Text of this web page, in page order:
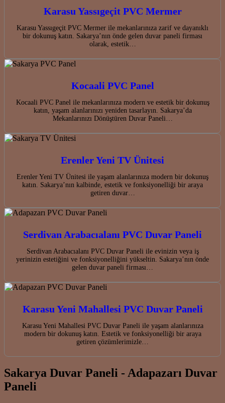
Karasu Yassıgeçit PVC Mermer
Karasu Yassıgeçit PVC Mermer ile mekanlarınıza zarif ve dayanıklı
bir dokunuş katın. Sakarya’nın önde gelen duvar paneli firması
olarak, estetik…
Kocaali PVC Panel
Kocaali PVC Panel ile mekanlarınıza modern ve estetik bir dokunuş
katın, yaşam alanlarınızı yeniden tasarlayın. Sakarya’da
Mekanlarınızı Dönüştüren Duvar Paneli…
Erenler Yeni TV Ünitesi
Erenler Yeni TV Ünitesi ile yaşam alanlarınıza modern bir dokunuş
katın. Sakarya’nın kalbinde, estetik ve fonksiyonelliği bir araya
getiren duvar…
Serdivan Arabacıalanı PVC Duvar Paneli
Serdivan Arabacıalanı PVC Duvar Paneli ile evinizin veya iş
yerinizin estetiğini ve fonksiyonelliğini yükseltin. Sakarya’nın önde
gelen duvar paneli firması…
Karasu Yeni Mahallesi PVC Duvar Paneli
Karasu Yeni Mahallesi PVC Duvar Paneli ile yaşam alanlarınıza
modern bir dokunuş katın. Estetik ve fonksiyonelliği bir araya
getiren çözümlerimizle…
Sakarya Duvar Paneli - Adapazarı Duvar
Paneli